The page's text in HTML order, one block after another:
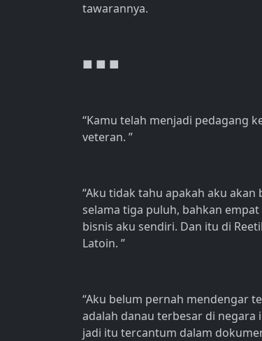
tawarannya.
■ ■ ■
“Kamu telah menjadi pedagang
veteran. ”
“Aku tidak tahu apakah aku
selama tiga puluh, bahkan
bisnis aku sendiri. Dan itu di
Latoin. ”
“Aku belum pernah mendengar
adalah danau terbesar di negara
jadi itu tercantum dalam